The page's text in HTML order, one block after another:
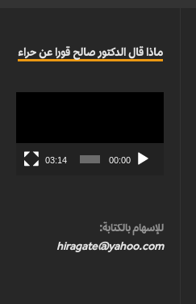
ماذا قال الدكتور صالح قورا عن حراء
00:00
03:14
للإسهام بالكتابة:
hiragate@yahoo.com